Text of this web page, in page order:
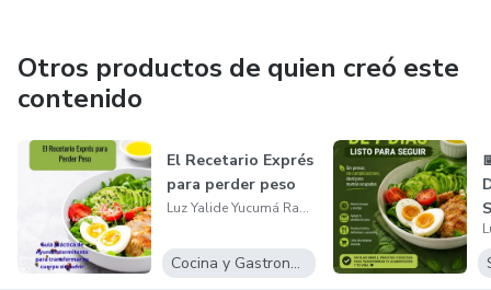
Otros productos de quien creó este
contenido
El Recetario Exprés
para perder peso
Luz Yalide Yucumá Ramirez
Cocina y Gastronomía